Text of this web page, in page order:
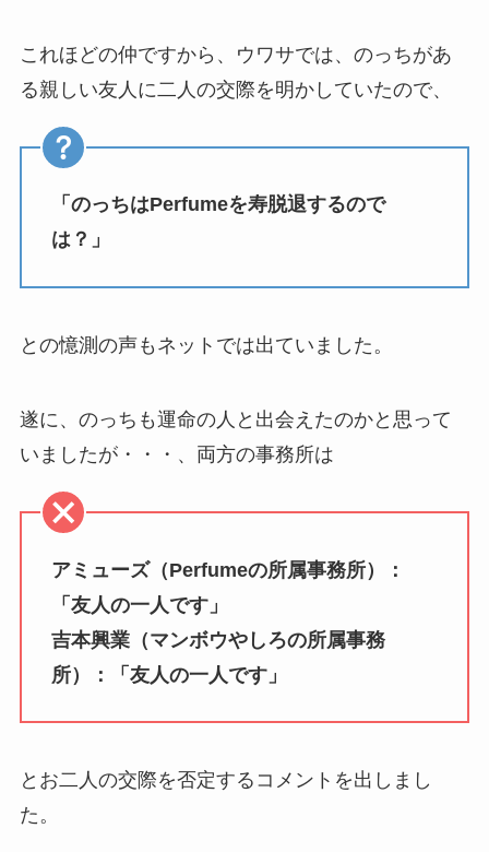
これほどの仲ですから、ウワサでは、のっちがあ
る親しい友人に二人の交際を明かしていたので、
「のっちはPerfumeを寿脱退するので
は？」
との憶測の声もネットでは出ていました。
遂に、のっちも運命の人と出会えたのかと思って
いましたが・・・、両方の事務所は
アミューズ（Perfumeの所属事務所）：
「友人の一人です」
吉本興業（マンボウやしろの所属事務
所）：「友人の一人です」
とお二人の交際を否定するコメントを出しまし
た。